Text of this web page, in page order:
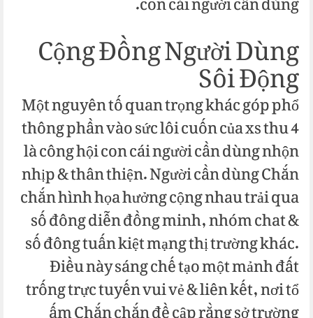
Cộng Đồng Người Dùng
Sôi Động
Một nguyên tố quan trọng khác góp phổ
thông phần vào sức lôi cuốn của xs thu 4
là công hội con cái người cần dùng nhộn
nhịp & thân thiện. Người cần dùng Chắn
chắn hình họa hưởng cộng nhau trải qua
số đông diễn đồng minh, nhóm chat &
số đông tuấn kiệt mạng thị trường khác.
Điều này sáng chế tạo một mảnh đất
trống trực tuyến vui vẻ & liên kết, nơi tổ